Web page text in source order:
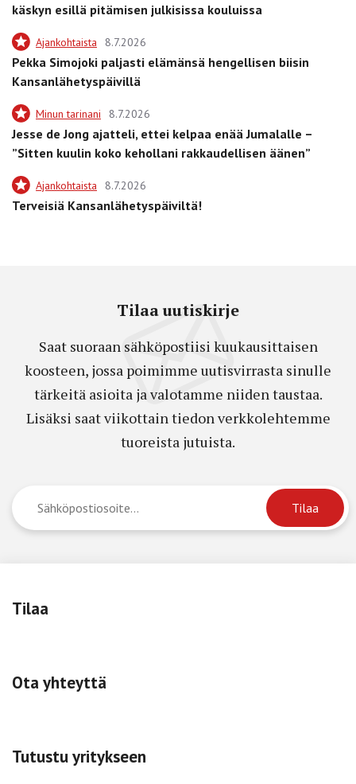
käskyn esillä pitämisen julkisissa kouluissa
Ajankohtaista 8.7.2026
Pekka Simojoki paljasti elämänsä hengellisen biisin
Kansanlähetyspäivillä
Minun tarinani 8.7.2026
Jesse de Jong ajatteli, ettei kelpaa enää Jumalalle –
”Sitten kuulin koko kehollani rakkaudellisen äänen”
Ajankohtaista 8.7.2026
Terveisiä Kansanlähetyspäiviltä!
Tilaa uutiskirje
Saat suoraan sähköpostiisi kuukausittaisen
koosteen, jossa poimimme uutisvirrasta sinulle
tärkeitä asioita ja valotamme niiden taustaa.
Lisäksi saat viikottain tiedon verkkolehtemme
tuoreista jutuista.
Tilaa
Ota yhteyttä
Tutustu yritykseen